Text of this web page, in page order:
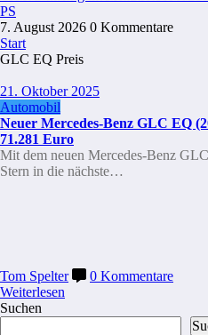
PS
7. August 2026 0 Kommentare
Start
GLC EQ Preis
21. Oktober 2025
Automobil
Neuer Mercedes-Benz GLC EQ
71.281 Euro
Mit dem neuen Mercedes-Benz
Stern in die nächste…
Tom Spelter
0 Kommentare
Weiterlesen
Suchen